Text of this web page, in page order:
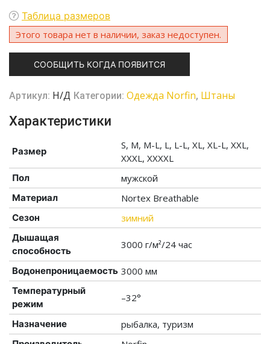
Таблица размеров
Этого товара нет в наличии, заказ недоступен.
СООБЩИТЬ КОГДА ПОЯВИТСЯ
Артикул: Н/Д Категории: Одежда Norfin, Штаны
Характеристики
Размер
S, M, M-L, L, L-L, XL, XL-L, XXL,
XXXL, XXXXL
Пол мужской
Материал Nortex Breathable
Сезон зимний
Дышащая
способность
3000 г/м²/24 час
Водонепроницаемость 3000 мм
Температурный
режим
–32°
Назначение рыбалка, туризм